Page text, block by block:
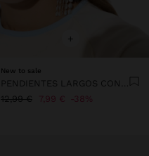
+
New to sale
12,99 €
7,99 € 38%